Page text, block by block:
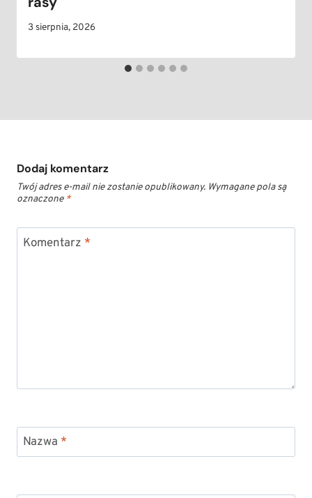
3 sierpnia, 2026
Dodaj komentarz
Twój adres e-mail nie zostanie opublikowany. Wymagane pola są
oznaczone *
Komentarz *
Nazwa *